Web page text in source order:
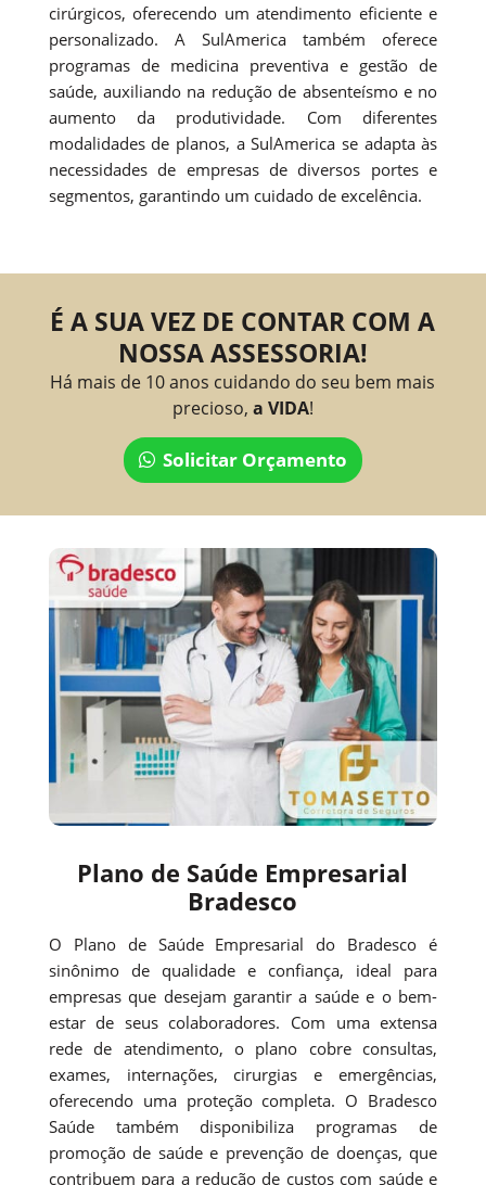
cirúrgicos, oferecendo um atendimento eficiente e
personalizado. A SulAmerica também oferece
programas de medicina preventiva e gestão de
saúde, auxiliando na redução de absenteísmo e no
aumento da produtividade. Com diferentes
modalidades de planos, a SulAmerica se adapta às
necessidades de empresas de diversos portes e
segmentos, garantindo um cuidado de excelência.
É A SUA VEZ DE CONTAR COM A
NOSSA ASSESSORIA!
Há mais de 10 anos cuidando do seu bem mais
precioso, a VIDA!
Solicitar Orçamento
Plano de Saúde Empresarial
Bradesco
O Plano de Saúde Empresarial do Bradesco é
sinônimo de qualidade e confiança, ideal para
empresas que desejam garantir a saúde e o bem-
estar de seus colaboradores. Com uma extensa
rede de atendimento, o plano cobre consultas,
exames, internações, cirurgias e emergências,
oferecendo uma proteção completa. O Bradesco
Saúde também disponibiliza programas de
promoção de saúde e prevenção de doenças, que
contribuem para a redução de custos com saúde e